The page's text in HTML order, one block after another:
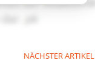
NÄCHSTER ARTIKEL